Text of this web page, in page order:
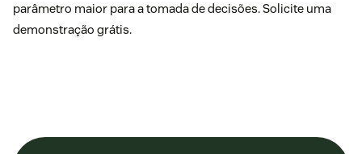
parâmetro maior para a tomada de decisões.Solicite uma
demonstração grátis.